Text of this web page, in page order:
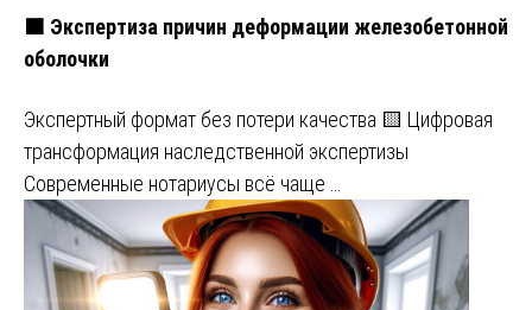
🟧 Экспертиза причин деформации железобетонной
оболочки
Экспертный формат без потери качества 🟨 Цифровая
трансформация наследственной экспертизы
Современные нотариусы всё чаще …